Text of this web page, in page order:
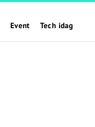
Event Tech idag